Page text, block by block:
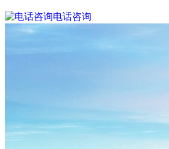
电话咨询